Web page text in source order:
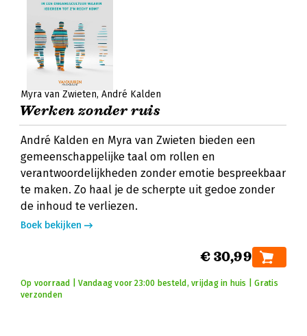
Myra van Zwieten André Kalden
Werken zonder ruis
André Kalden en Myra van Zwieten bieden een
gemeenschappelijke taal om rollen en
verantwoordelijkheden zonder emotie bespreekbaar
te maken. Zo haal je de scherpte uit gedoe zonder
de inhoud te verliezen.
Boek bekijken
€ 30,99
Op voorraad | Vandaag voor 23:00 besteld, vrijdag in huis | Gratis
verzonden